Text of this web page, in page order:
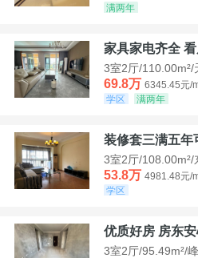
满两年
家具家电齐全
3室2厅/110.00m²/
69.8万 6345.45元/
学区
满两年
装修套三满五年
3室2厅/108.00m²/
53.8万 4981.48元/
学区
优质好房 房东
3室2厅/95.49m²/